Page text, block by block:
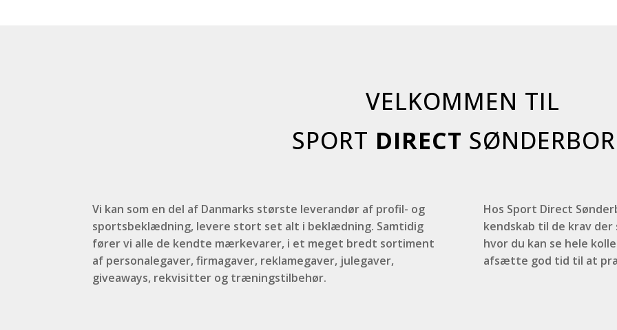
VELKOMMEN TIL
SPORT DIRECT
Vi kan som en del af Danmarks største leverandør af profil- og
sportsbeklædning, levere stort set alt i beklædning. Samtidig
fører vi alle de kendte mærkevarer, i et meget bredt sortiment
af personalegaver, firmagaver, reklamegaver, julegaver,
giveaways, rekvisitter og træningstilbehør.
Hos Sport Direct
kendskab til de krav der
hvor du kan se hele
afsætte god tid til at